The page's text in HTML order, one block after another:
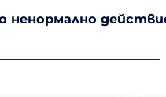
ненормално